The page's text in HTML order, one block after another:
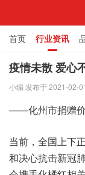
首页 行业资讯
标准与产值 化橘
疫情未散 爱心
小编 发布于 2021-02-01
——化州市捐赠价
当前，全国上下
和决心抗击新冠